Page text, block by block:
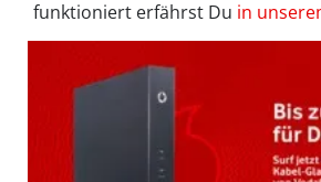
funktioniert erfährst Du in